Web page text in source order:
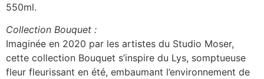
550ml.
Collection Bouquet :
Imaginée en 2020 par les artistes du Studio Moser,
cette collection Bouquet s’inspire du Lys, somptueuse
fleur fleurissant en été, embaumant l’environnement de